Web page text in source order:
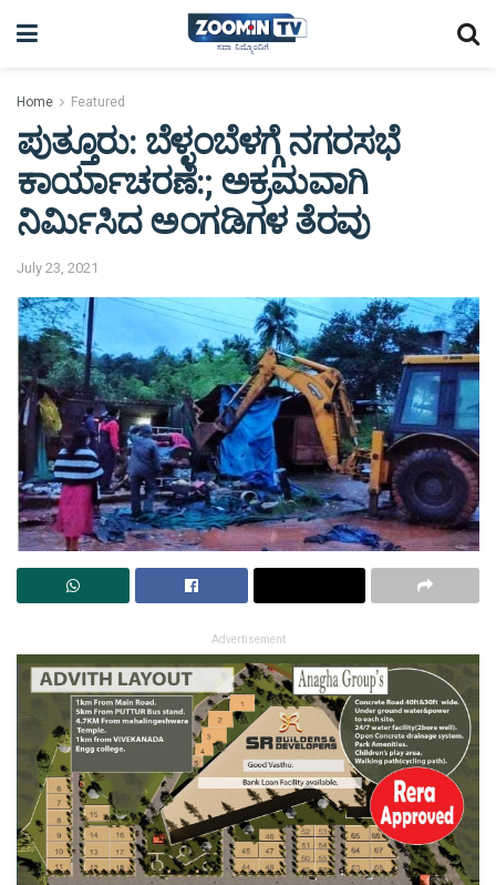
Home Featured
ಪುತ್ತೂರು: ಬೆಳ್ಳಂಬೆಳಗ್ಗೆ ನಗರಸಭೆ
ಕಾರ್ಯಾಚರಣೆ:; ಅಕ್ರಮವಾಗಿ
ನಿರ್ಮಿಸಿದ ಅಂಗಡಿಗಳ ತೆರವು
July 23, 2021
Advertisement